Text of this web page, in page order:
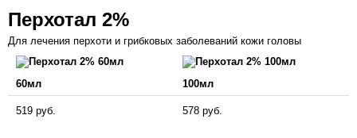
Перхотал 2%
Для лечения перхоти и грибковых заболеваний кожи головы
60мл 100мл
519 руб. 578 руб.